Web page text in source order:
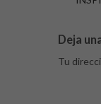
Deja
Tu